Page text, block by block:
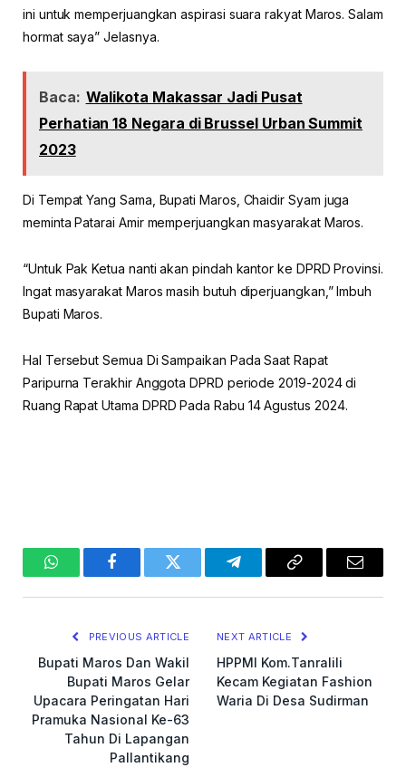
ini untuk memperjuangkan aspirasi suara rakyat Maros. Salam
hormat saya” Jelasnya.
Baca: Walikota Makassar Jadi Pusat
Perhatian 18 Negara di Brussel Urban Summit
2023
Di Tempat Yang Sama, Bupati Maros, Chaidir Syam juga
meminta Patarai Amir memperjuangkan masyarakat Maros.
“Untuk Pak Ketua nanti akan pindah kantor ke DPRD Provinsi.
Ingat masyarakat Maros masih butuh diperjuangkan,” Imbuh
Bupati Maros.
Hal Tersebut Semua Di Sampaikan Pada Saat Rapat
Paripurna Terakhir Anggota DPRD periode 2019-2024 di
Ruang Rapat Utama DPRD Pada Rabu 14 Agustus 2024.
WhatsAppFacebookTwitter TelegramCopy
Email
PREVIOUS ARTICLE
Bupati Maros Dan Wakil
Bupati Maros Gelar
Upacara Peringatan Hari
Pramuka Nasional Ke-63
Tahun Di Lapangan
Pallantikang
NEXT ARTICLE
HPPMI Kom.Tanralili
Kecam Kegiatan Fashion
Waria Di Desa Sudirman